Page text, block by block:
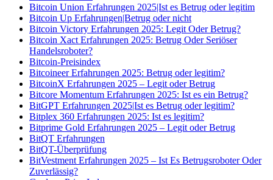
Bitcoin Union Erfahrungen 2025|Ist es Betrug oder legitim
Bitcoin Up Erfahrungen|Betrug oder nicht
Bitcoin Victory Erfahrungen 2025: Legit Oder Betrug?
Bitcoin Xact Erfahrungen 2025: Betrug Oder Seriöser
Handelsroboter?
Bitcoin-Preisindex
Bitcoineer Erfahrungen 2025: Betrug oder legitim?
BitcoinX Erfahrungen 2025 – Legit oder Betrug
Bitcore Momentum Erfahrungen 2025: Ist es ein Betrug?
BitGPT Erfahrungen 2025|Ist es Betrug oder legitim?
Bitplex 360 Erfahrungen 2025: Ist es legitim?
Bitprime Gold Erfahrungen 2025 – Legit oder Betrug
BitQT Erfahrungen
BitQT-Überprüfung
BitVestment Erfahrungen 2025 – Ist Es Betrugsroboter Oder
Zuverlässig?